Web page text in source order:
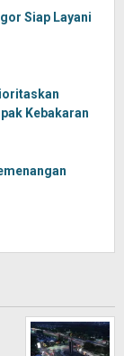
Siap Layani
Kebakaran